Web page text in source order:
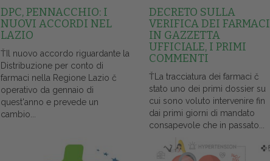
DPC, PENNACCHIO: I
NUOVI ACCORDI NEL
LAZIO
ŤIl nuovo accordo riguardante la
Distribuzione per conto di
farmaci nella Regione Lazio č
operativo da gennaio di
quest'anno e prevede un
cambio...
DECRETO SULLA
VERIFICA DEI FARMACI
IN GAZZETTA
UFFICIALE, I PRIMI
COMMENTI
ŤLa tracciatura dei farmaci č
stato uno dei primi dossier su
cui sono voluto intervenire fin
dai primi giorni di mandato
consapevole che in passato...